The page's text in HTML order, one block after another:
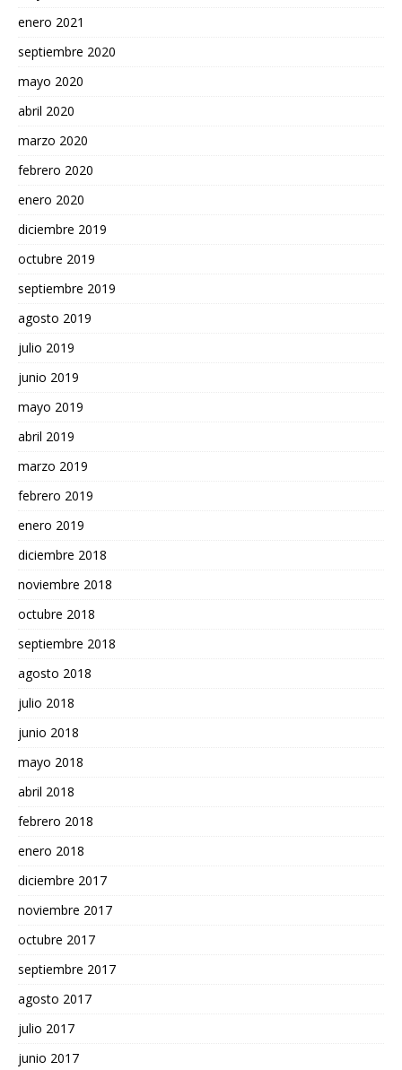
enero 2021
septiembre 2020
mayo 2020
abril 2020
marzo 2020
febrero 2020
enero 2020
diciembre 2019
octubre 2019
septiembre 2019
agosto 2019
julio 2019
junio 2019
mayo 2019
abril 2019
marzo 2019
febrero 2019
enero 2019
diciembre 2018
noviembre 2018
octubre 2018
septiembre 2018
agosto 2018
julio 2018
junio 2018
mayo 2018
abril 2018
febrero 2018
enero 2018
diciembre 2017
noviembre 2017
octubre 2017
septiembre 2017
agosto 2017
julio 2017
junio 2017